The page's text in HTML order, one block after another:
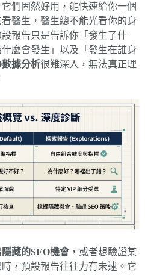
們固然好用，能快速給你一個
醫生，醫生總不能光看你的身
報告只是告訴你「發生了什
麼會發生」以及「發生在誰身
數據分析很難深入，無法真正理
隱藏的SEO機會，或者想驗證某
，預設報告往往力有未逮。它